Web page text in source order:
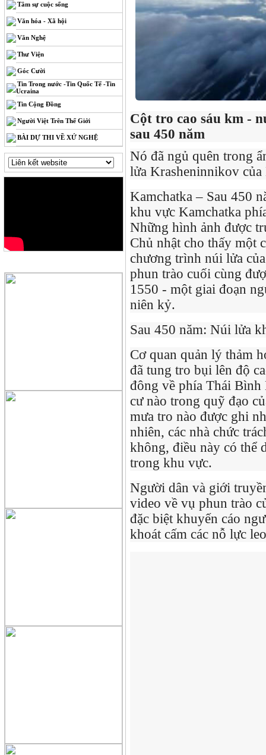
Tâm sự cuộc sống
Văn hóa - Xã hội
Văn Nghệ
Thư Viện
Góc Cười
Tin Trong nước -Tin Quốc Tế -Tin
Ucraina
Tin Cộng Đồng
Người Việt Trên Thế Giới
BÀI DỰ THI VỀ XỨ NGHỆ
Cột tro cao sáu km -
sau 450 năm
Nó đã ngủ quên trong
lửa Krasheninnikov
Kamchatka – Sau 450
khu vực Kamchatka
Những hình ảnh được
Chủ nhật cho thấy một
chương trình núi lửa
phun trào cuối cùng
1550 - một giai đoạn
niên kỷ.
Sau 450 năm: Núi lửa
Cơ quan quản lý thảm
đã tung tro bụi lên độ
đông về phía Thái
cư nào trong quỹ đạo
mưa tro nào được ghi
nhiên, các nhà chức
không, điều này có thể
trong khu vực.
Người dân và giới
video về vụ phun trào
đặc biệt khuyến cáo
khoát cấm các nỗ lực